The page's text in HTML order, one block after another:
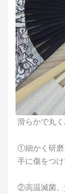
滑らかで丸く
①細かく研磨
手に傷をつけ
②高温滅菌、